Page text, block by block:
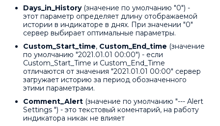
Days_in_History(значение по умолчанию "0") -
этот параметр определяет длину отображаемой
истории в индикаторе в днях. При значении "0"
сервер выбирает оптимальные параметры.
Custom_Start_time, Custom_End_time (значение
по умолчанию "2021.01.01 00:00") - если
Custom_Start_Time и Custom_End_Time
отличаются от значения "2021.01.01 00:00" сервер
загружает историю за период обозначенного
этими параметрами.
Comment_Alert (значение по умолчанию "--- Alert
Settings ") - это текстовый коментарий, на работу
индикатора никак не влияет